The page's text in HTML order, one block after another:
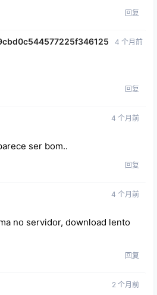
回复
4 个月前
回复
4 个月前
ser bom..
回复
4 个月前
no servidor, download lento
回复
2 个月前